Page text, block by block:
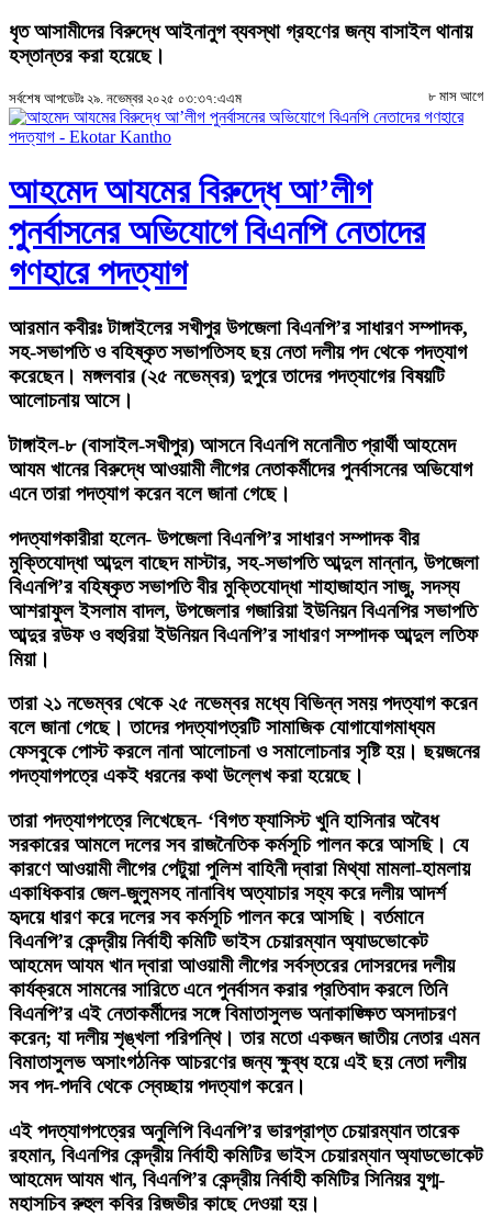
ধৃত আসামীদের বিরুদ্ধে আইনানুগ ব্যবস্থা গ্রহণের জন্য বাসাইল থানায়
হস্তান্তর করা হয়েছে।
সর্বশেষ আপডেটঃ ২৯. নভেম্বর ২০২৫ ০৩:৩৭:এএম ৮ মাস আগে
আহমেদ আযমের বিরুদ্ধে আ’লীগ
পুনর্বাসনের অভিযোগে বিএনপি নেতাদের
গণহারে পদত্যাগ
আরমান কবীরঃটাঙ্গাইলের সখীপুর উপজেলা বিএনপি’র সাধারণ সম্পাদক,
সহ-সভাপতি ও বহিষ্কৃত সভাপতিসহ ছয় নেতা দলীয় পদ থেকে পদত্যাগ
করেছেন। মঙ্গলবার (২৫ নভেম্বর) দুপুরে তাদের পদত্যাগের বিষয়টি
আলোচনায় আসে।
টাঙ্গাইল-৮ (বাসাইল-সখীপুর) আসনে বিএনপি মনোনীত প্রার্থী আহমেদ
আযম খানের বিরুদ্ধে আওয়ামী লীগের নেতাকর্মীদের পুনর্বাসনের অভিযোগ
এনে তারা পদত্যাগ করেন বলে জানা গেছে।
পদত্যাগকারীরা হলেন- উপজেলা বিএনপি’র সাধারণ সম্পাদক বীর
মুক্তিযোদ্ধা আব্দুল বাছেদ মাস্টার, সহ-সভাপতি আব্দুল মান্নান, উপজেলা
বিএনপি’র বহিষ্কৃত সভাপতি বীর মুক্তিযোদ্ধা শাহাজাহান সাজু, সদস্য
আশরাফুল ইসলাম বাদল, উপজেলার গজারিয়া ইউনিয়ন বিএনপির সভাপতি
আব্দুর রউফ ও বহুরিয়া ইউনিয়ন বিএনপি’র সাধারণ সম্পাদক আব্দুল লতিফ
মিয়া।
তারা ২১ নভেম্বর থেকে ২৫ নভেম্বর মধ্যে বিভিন্ন সময় পদত্যাগ করেন
বলে জানা গেছে। তাদের পদত্যাপত্রটি সামাজিক যোগাযোগমাধ্যম
ফেসবুকে পোস্ট করলে নানা আলোচনা ও সমালোচনার সৃষ্টি হয়। ছয়জনের
পদত্যাগপত্রে একই ধরনের কথা উল্লেখ করা হয়েছে।
তারা পদত্যাগপত্রে লিখেছেন- ‘বিগত ফ্যাসিস্ট খুনি হাসিনার অবৈধ
সরকারের আমলে দলের সব রাজনৈতিক কর্মসূচি পালন করে আসছি। যে
কারণে আওয়ামী লীগের পেটুয়া পুলিশ বাহিনী দ্বারা মিথ্যা মামলা-হামলায়
একাধিকবার জেল-জুলুমসহ নানাবিধ অত্যাচার সহ্য করে দলীয় আদর্শ
হৃদয়ে ধারণ করে দলের সব কর্মসূচি পালন করে আসছি। বর্তমানে
বিএনপি’র কেন্দ্রীয় নির্বাহী কমিটি ভাইস চেয়ারম্যান অ্যাডভোকেট
আহমেদ আযম খান দ্বারা আওয়ামী লীগের সর্বস্তরের দোসরদের দলীয়
কার্যক্রমে সামনের সারিতে এনে পুনর্বাসন করার প্রতিবাদ করলে তিনি
বিএনপি’র এই নেতাকর্মীদের সঙ্গে বিমাতাসুলভ অনাকাঙ্ক্ষিত অসদাচরণ
করেন; যা দলীয় শৃঙ্খলা পরিপন্থি। তার মতো একজন জাতীয় নেতার এমন
বিমাতাসুলভ অসাংগঠনিক আচরণের জন্য ক্ষুব্ধ হয়ে এই ছয় নেতা দলীয়
সব পদ-পদবি থেকে স্বেচ্ছায় পদত্যাগ করেন।
এই পদত্যাগপত্রের অনুলিপি বিএনপি’র ভারপ্রাপ্ত চেয়ারম্যান তারেক
রহমান, বিএনপির কেন্দ্রীয় নির্বাহী কমিটির ভাইস চেয়ারম্যান অ্যাডভোকেট
আহমেদ আযম খান, বিএনপি’র কেন্দ্রীয় নির্বাহী কমিটির সিনিয়র যুগ্ম-
মহাসচিব রুহুল কবির রিজভীর কাছে দেওয়া হয়।